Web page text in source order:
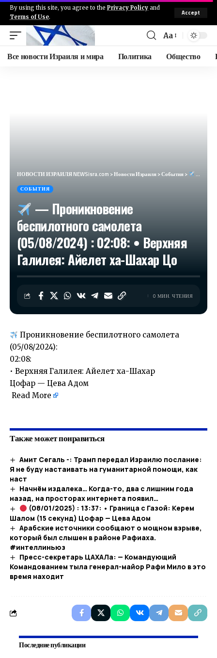
By using this site, you agree to the Privacy Policy and
Terms of Use.
Accept
Aa
Все новости Израиля и мира Политика Общество
НОВОСТИ ИЗРАИЛЯ NEWSisra.com >Новости Израиля>События>
СОБЫТИЯ
— Проникновение
беспилотного самолета
(05/08/2024) : 02:08: • Верхняя
Галилея: Айелет ха-Шахар Цо
0 МИН. ЧТЕНИЯ
Проникновение беспилотного самолета
(05/08/2024):
02:08:
• Верхняя Галилея: Айелет ха-Шахар
Цофар — Цева Адом
Read More
Также может понравиться
Амит Сегаль -: Трамп передал Израилю послание:
Я не буду настаивать на гуманитарной помощи, как
наст
Начнём издалека… Когда-то, два с лишним года
назад, на просторах интернета появил…​
(08/01/2025) : 13:37: • Граница с Газой: Керем
Шалом (15 секунд) Цофар — Цева Адом
Арабские источники сообщают о мощном взрыве,
который был слышен в районе Рафиаха.
#интеллиньюз
Пресс-секретарь ЦАХАЛа: — Командующий
Командованием тыла генерал-майор Рафи Мило в это
время находит
Последние публикации